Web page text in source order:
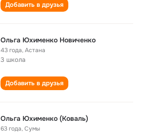
Добавить в друзья
Ольга Юхименко Новиченко
43 года,Астана
3 школа
Добавить в друзья
Ольга Юхименко (Коваль)
63 года,Сумы